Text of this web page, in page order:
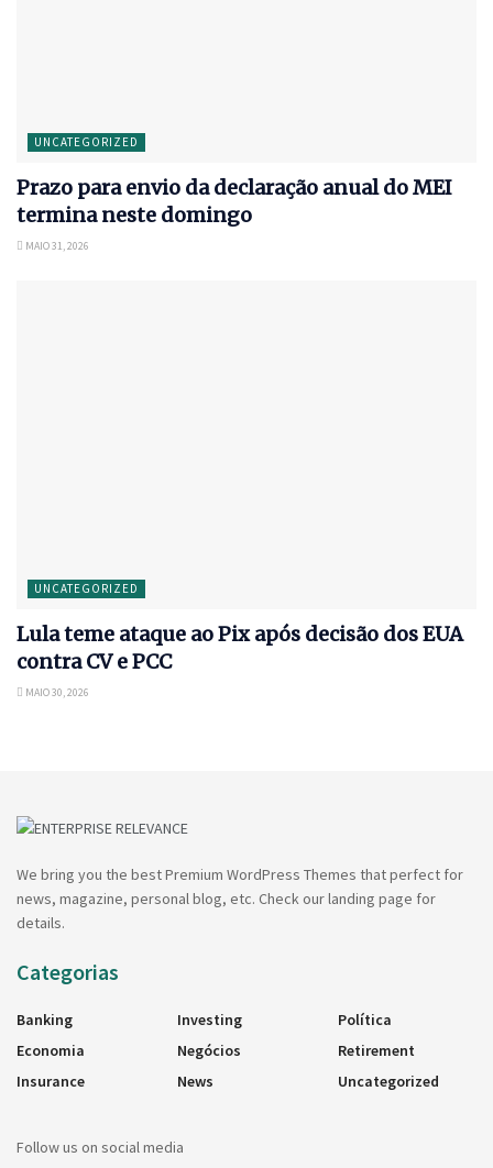
UNCATEGORIZED
Prazo para envio da declaração anual do MEI
termina neste domingo
MAIO 31, 2026
UNCATEGORIZED
Lula teme ataque ao Pix após decisão dos EUA
contra CV e PCC
MAIO 30, 2026
We bring you the best Premium WordPress Themes that perfect for
news, magazine, personal blog, etc. Check our landing page for
details.
Categorias
Banking
Economia
Insurance
Investing
Negócios
News
Política
Retirement
Uncategorized
Follow us on social media